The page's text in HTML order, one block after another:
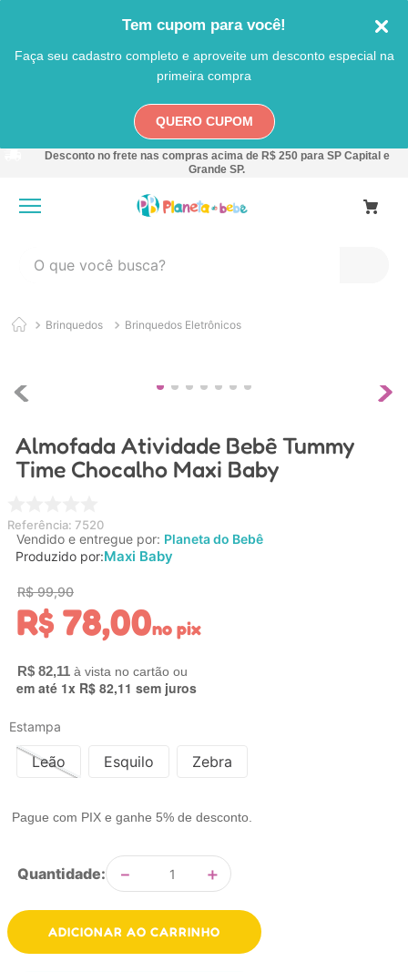
Tem cupom para você!
Faça seu cadastro completo e aproveite um desconto especial na
primeira compra
QUERO CUPOM
Desconto no frete nas compras acima de R$ 250 para SP Capital e
Grande SP.
Brinquedos Brinquedos Eletrônicos
Almofada Atividade Bebê Tummy
Time Chocalho Maxi Baby
Referência: 7520
Vendido e entregue por: Planeta do Bebê
Produzido por:Maxi Baby
R$ 99,90
R$ 78,00no pix
R$ 82,11
em até 1x R$ 82,11 sem juros
Estampa
Leão Esquilo Zebra
Pague com PIX e ganhe 5% de desconto.
Quantidade ＋
－
ADICIONAR AO CARRINHO
1 º
carro
5º
carrinho
7º
carrinho bebe
8º
mamadeira
9º
brinquedo banho
10º bolsa